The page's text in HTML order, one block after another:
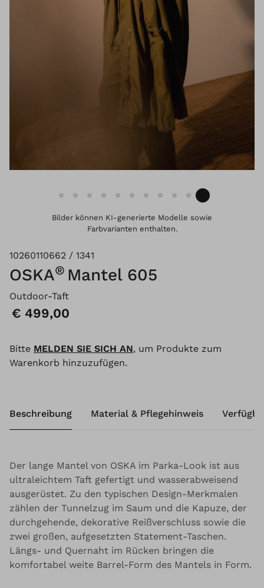
Bilder können KI-generierte Modelle sowie
Farbvarianten enthalten.
10260110662 / 1341
OSKA® Mantel 605
Outdoor-Taft
Preis:
€ 499,00
Bitte MELDEN SIE SICH AN, um Produkte zum
Warenkorb hinzuzufügen.
Beschreibung Material & Pflegehinweis
Der lange Mantel von OSKA im Parka-Look ist aus
ultraleichtem Taft gefertigt und wasserabweisend
ausgerüstet. Zu den typischen Design-Merkmalen
zählen der Tunnelzug im Saum und die Kapuze, der
durchgehende, dekorative Reißverschluss sowie die
zwei großen, aufgesetzten Statement-Taschen.
Längs- und Quernaht im Rücken bringen die
komfortabel weite Barrel-Form des Mantels in Form.